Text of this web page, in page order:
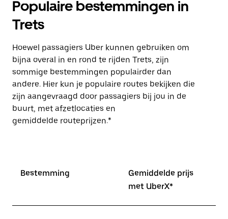
Populaire bestemmingen in
Trets
Hoewel passagiers Uber kunnen gebruiken om
bijna overal in en rond te rijden Trets, zijn
sommige bestemmingen populairder dan
andere. Hier kun je populaire routes bekijken die
zijn aangevraagd door passagiers bij jou in de
buurt, met afzetlocaties en
gemiddelde routeprijzen.*
Bestemming
Gemiddelde prijs
met UberX*